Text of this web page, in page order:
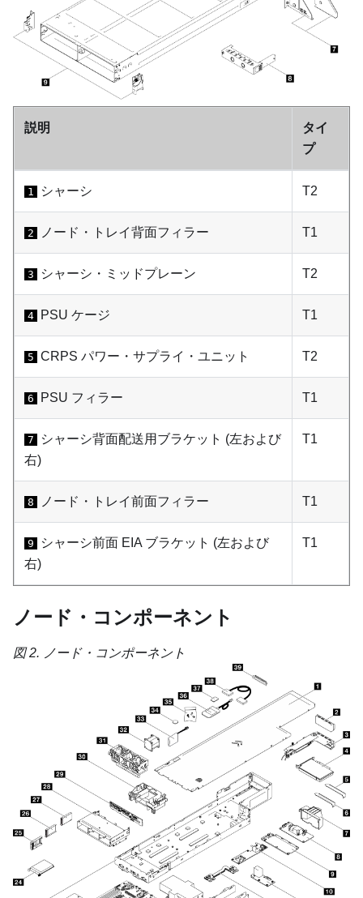
説明
タイ
プ
1 シャーシ T2
2 ノード・トレイ背面フィラー T1
3 シャーシ・ミッドプレーン T2
4 PSU ケージ T1
5 CRPS パワー・サプライ・ユニット T2
6 PSU フィラー T1
7
シャーシ背面配送用ブラケット (左および
右)
T1
8 ノード・トレイ前面フィラー T1
9
シャーシ前面 EIA ブラケット (左および
右)
T1
ノード・コンポーネント
図 2. ノード・コンポーネント